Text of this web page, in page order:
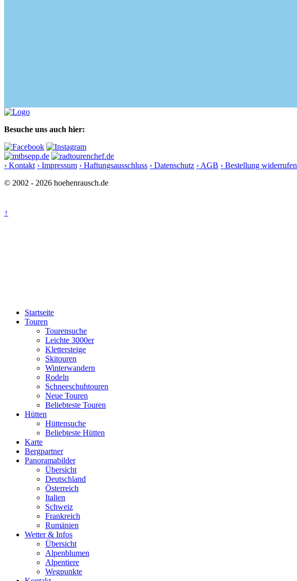
Besuche uns auch hier:
› Kontakt › Impressum › Haftungsausschluss › Datenschutz › AGB › Bestellung widerrufen
© 2002 - 2026 hoehenrausch.de
↑
Startseite
Touren
Tourensuche
Leichte 3000er
Klettersteige
Skitouren
Winterwandern
Rodeln
Schneeschuhtouren
Neue Touren
Beliebteste Touren
Hütten
Hüttensuche
Beliebteste Hütten
Karte
Bergpartner
Panoramabilder
Übersicht
Deutschland
Österreich
Italien
Schweiz
Frankreich
Rumänien
Wetter & Infos
Übersicht
Alpenblumen
Alpentiere
Wegpunkte